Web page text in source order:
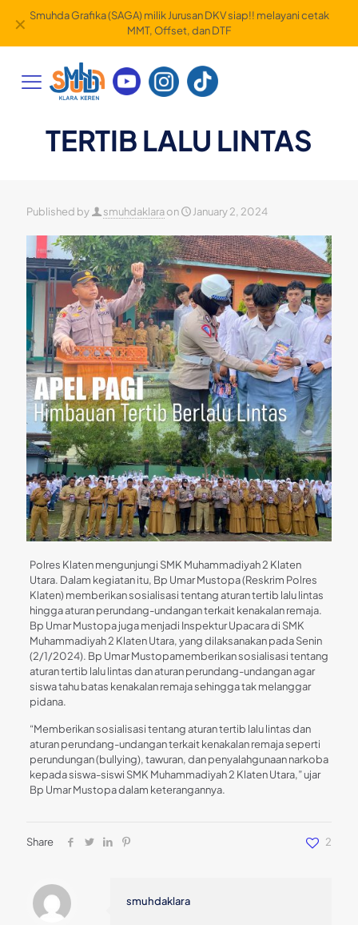
Smuhda Grafika (SAGA) milik Jurusan DKV siap!! melayani cetak
MMT, Offset, dan DTF
✕
TERTIB LALU LINTAS
Published by smuhdaklaraon January 2, 2024
Polres Klaten mengunjungi SMK Muhammadiyah 2 Klaten
Utara. Dalam kegiatan itu, Bp Umar Mustopa (Reskrim Polres
Klaten) memberikan sosialisasi tentang aturan tertib lalu lintas
hingga aturan perundang-undangan terkait kenakalan remaja.
Bp Umar Mustopa juga menjadi Inspektur Upacara di SMK
Muhammadiyah 2 Klaten Utara, yang dilaksanakan pada Senin
(2/1/2024). Bp Umar Mustopamemberikan sosialisasi tentang
aturan tertib lalu lintas dan aturan perundang-undangan agar
siswa tahu batas kenakalan remaja sehingga tak melanggar
pidana.
“Memberikan sosialisasi tentang aturan tertib lalu lintas dan
aturan perundang-undangan terkait kenakalan remaja seperti
perundungan (bullying), tawuran, dan penyalahgunaan narkoba
kepada siswa-siswi SMK Muhammadiyah 2 Klaten Utara,” ujar
Bp Umar Mustopa dalam keterangannya.
Share 2
smuhdaklara